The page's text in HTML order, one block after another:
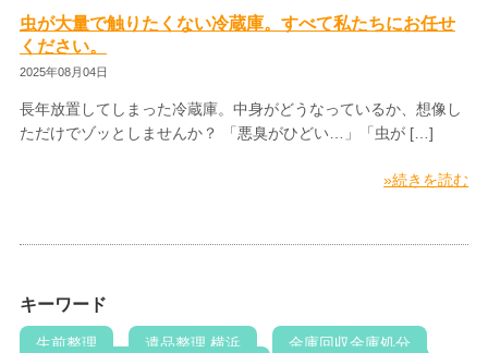
虫が大量で触りたくない冷蔵庫。すべて私たちにお任せ
ください。
2025年08月04日
長年放置してしまった冷蔵庫。中身がどうなっているか、想像し
ただけでゾッとしませんか？ 「悪臭がひどい…」「虫が […]
»続きを読む
キーワード
生前整理 遺品整理 横浜
金庫回収金庫処分